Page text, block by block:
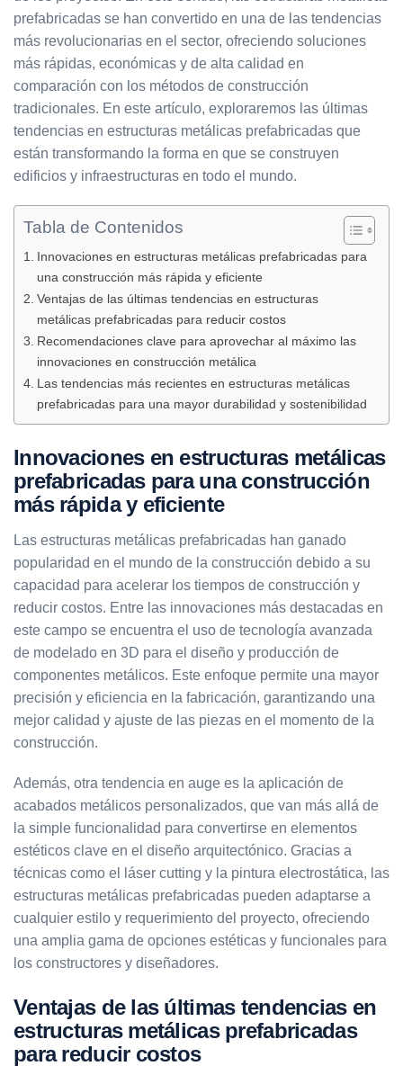
prefabricadas se han convertido en una de las tendencias
más revolucionarias en el sector, ofreciendo soluciones
más rápidas, económicas y de alta calidad en
comparación con los métodos de construcción
tradicionales. En este artículo, exploraremos las últimas
tendencias en estructuras metálicas prefabricadas que
están transformando la forma en que se construyen
edificios y infraestructuras en todo el mundo.
Tabla de Contenidos
Innovaciones en estructuras metálicas prefabricadas para
una construcción más rápida y eficiente
Ventajas de las últimas tendencias en estructuras
metálicas prefabricadas para reducir costos
Recomendaciones clave para aprovechar al máximo las
innovaciones en construcción metálica
Las tendencias más recientes en estructuras metálicas
prefabricadas para una mayor durabilidad y sostenibilidad
Innovaciones en estructuras metálicas
prefabricadas para una construcción
más rápida y eficiente
Las estructuras metálicas prefabricadas han ganado
popularidad en el mundo de la construcción debido a su
capacidad para acelerar los tiempos de construcción y
reducir costos. Entre las innovaciones más destacadas en
este campo se encuentra el uso de tecnología avanzada
de modelado en 3D para el diseño y producción de
componentes metálicos. Este enfoque permite una mayor
precisión y eficiencia en la fabricación, garantizando una
mejor calidad y ajuste de las piezas en el momento de la
construcción.
Además, otra tendencia en auge es la aplicación de
acabados metálicos personalizados, que van más allá de
la simple funcionalidad para convertirse en elementos
estéticos clave en el diseño arquitectónico. Gracias a
técnicas como el láser cutting y la pintura electrostática, las
estructuras metálicas prefabricadas pueden adaptarse a
cualquier estilo y requerimiento del proyecto, ofreciendo
una amplia gama de opciones estéticas y funcionales para
los constructores y diseñadores.
Ventajas de las últimas tendencias en
estructuras metálicas prefabricadas
para reducir costos